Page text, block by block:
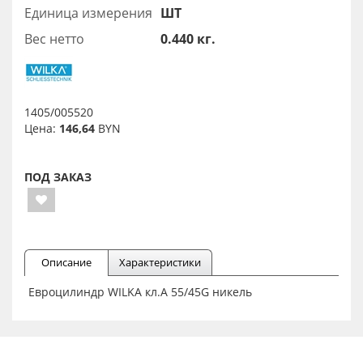
Единица измерения ШТ
Вес нетто
0.440 кг.
1405/005520
Цена: 146,64 BYN
ПОД ЗАКАЗ
Описание Характеристики
Евроцилиндр WILKA кл.А 55/45G никель